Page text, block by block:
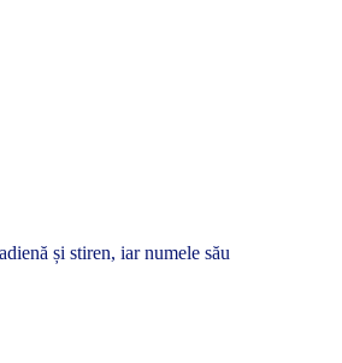
și stiren, iar numele său